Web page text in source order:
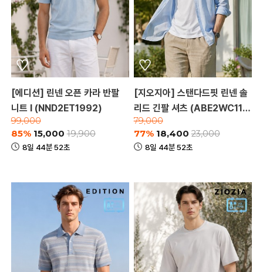
[에디션] 린넨 오픈 카라 반팔
니트 I (NND2ET1992)
99,000
85% 15,000 19,900
8일 44분 52초
[지오지아] 스탠다드핏 린넨 솔
리드 긴팔 셔츠 (ABE2WC110
3_A)
79,000
77% 18,400 23,000
8일 44분 52초